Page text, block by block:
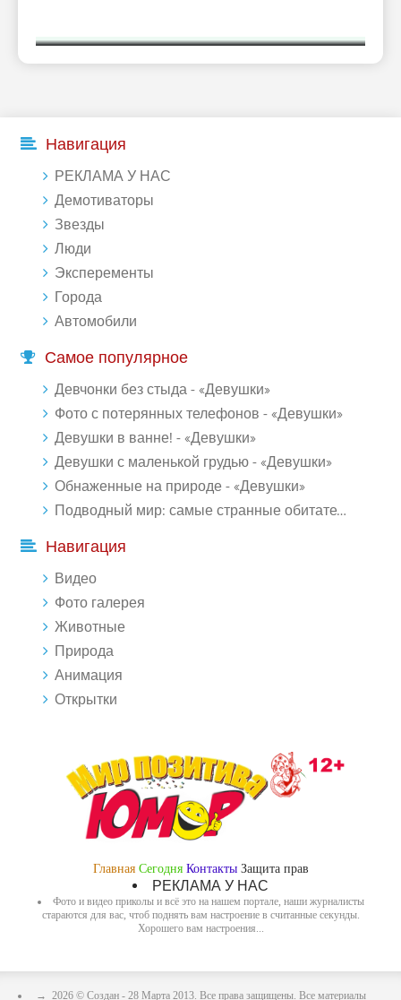
Навигация
РЕКЛАМА У НАС
Демотиваторы
Звезды
Люди
Эксперементы
Города
Автомобили
Самое популярное
Девчонки без стыда - «Девушки»
Фото с потерянных телефонов - «Девушки»
Девушки в ванне! - «Девушки»
Девушки с маленькой грудью - «Девушки»
Обнаженные на природе - «Девушки»
Подводный мир: самые странные обитатели океана (18 фото)
Навигация
Видео
Фото галерея
Животные
Природа
Анимация
Открытки
Главная Сегодня Контакты Защита прав
РЕКЛАМА У НАС
Фото и видео приколы и всё это на нашем портале, наши журналисты
стараются для вас, чтоб поднять вам настроение в считанные секунды.
Хорошего вам настроения...
→ 2026 © Создан - 28 Марта 2013. Все права защищены. Все материалы